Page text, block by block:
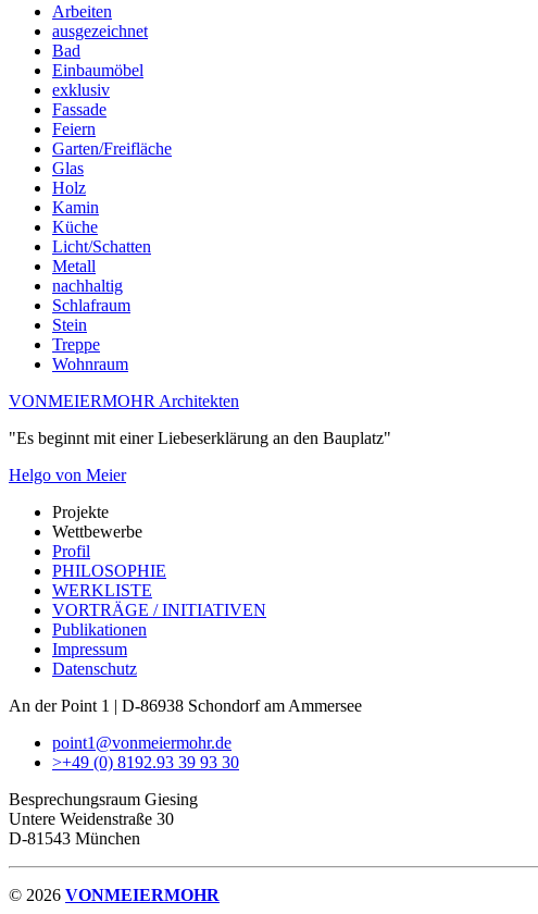
Arbeiten
ausgezeichnet
Bad
Einbaumöbel
exklusiv
Fassade
Feiern
Garten/Freifläche
Glas
Holz
Kamin
Küche
Licht/Schatten
Metall
nachhaltig
Schlafraum
Stein
Treppe
Wohnraum
VONMEIERMOHR Architekten
"Es beginnt mit einer Liebeserklärung an den Bauplatz"
Helgo von Meier
Projekte
Wettbewerbe
Profil
PHILOSOPHIE
WERKLISTE
VORTRÄGE / INITIATIVEN
Publikationen
Impressum
Datenschutz
An der Point 1 | D-86938 Schondorf am Ammersee
point1@vonmeiermohr.de
>+49 (0) 8192.93 39 93 30
Besprechungsraum Giesing
Untere Weidenstraße 30
D-81543 München
© 2026 VONMEIERMOHR